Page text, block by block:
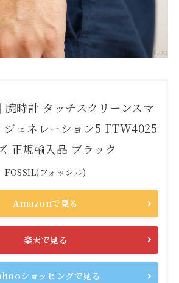
時計 タッチスクリーンスマ
ジェネレーション5 FTW4025
正規輸入品 ブラック
FOSSIL(フォッシル)
Amazonで見る
楽天で見る
ショッピングで見る